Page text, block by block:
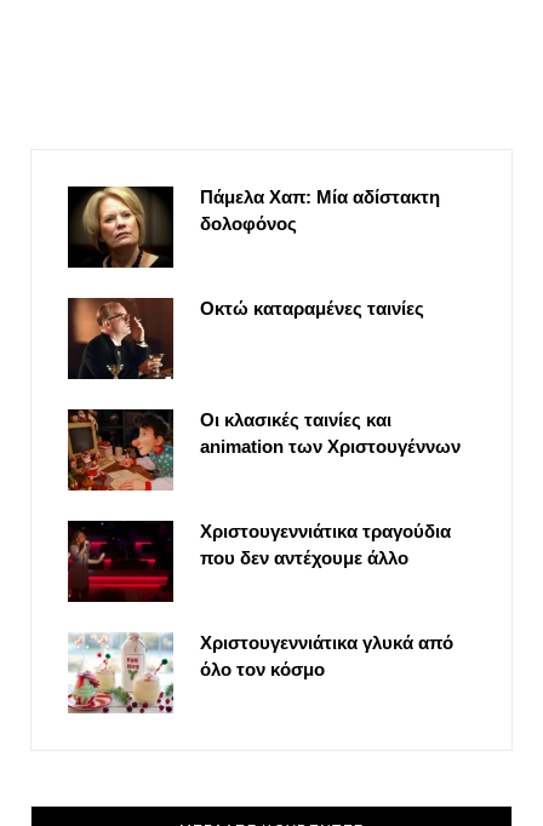
Πάμελα Χαπ: Μία αδίστακτη
δολοφόνος
Οκτώ καταραμένες ταινίες
Οι κλασικές ταινίες και
animation των Χριστουγέννων
Χριστουγεννιάτικα τραγούδια
που δεν αντέχουμε άλλο
Χριστουγεννιάτικα γλυκά από
όλο τον κόσμο